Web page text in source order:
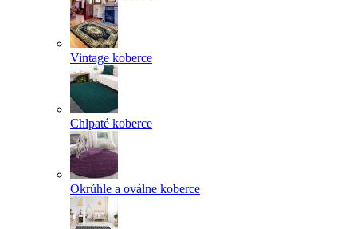
Vintage koberce
Chlpaté koberce
Okrúhle a oválne koberce